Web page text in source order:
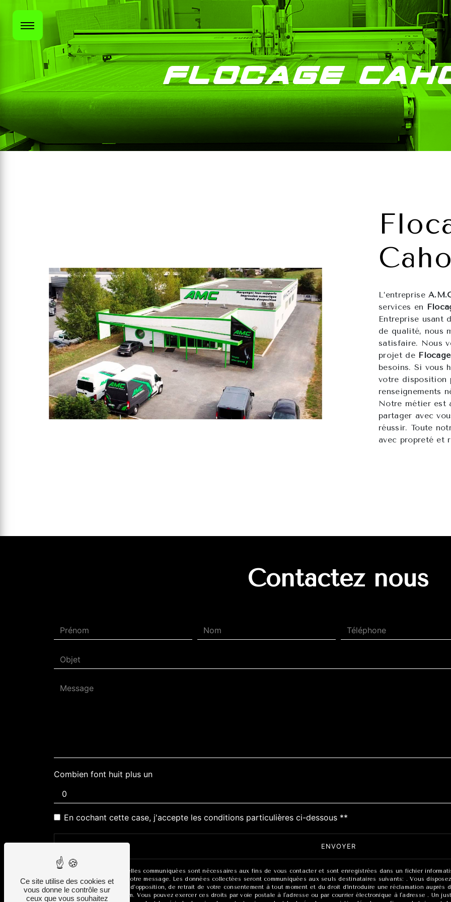
Flocage
L’entreprise
services en
Entreprise usant
de qualité, nous
satisfaire. Nous
projet de Flocage
besoins. Si vous
votre disposition
renseignements
Notre métier est
partager avec
réussir. Toute
avec propreté et
Contactez nous
Combien font huit plus un
En cochant cette case, j'accepte les conditions particulières ci-dessous **
ENVOYER
** Les données personnelles communiquées sont nécessaires aux fins de vous contacter et sont enregistrées dans un fichier
seul but de répondre à votre message. Les données collectées seront communiquées aux seuls destinataires suivants: . Vous
portabilité, de limitation, d’opposition, de retrait de votre consentement à tout moment et du droit d’introduire une réclamation auprès
vos données post-mortem. Vous pouvez exercer ces droits par voie postale à l'adresse ou par courrier électronique à l'adresse . Un
Panneau de gestion des cookies
Ce site utilise des cookies et
vous donne le contrôle sur
ceux que vous souhaitez